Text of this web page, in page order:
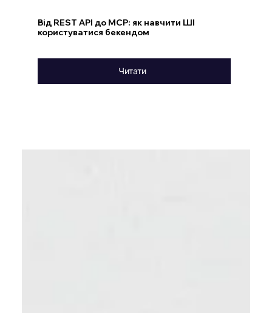
Від REST API до MCP: як навчити ШІ
користуватися бекендом
Читати